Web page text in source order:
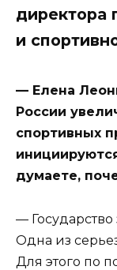
директора
и
— Елена
России
спортивных
думаете,
— Государство
Одна из
Для этого по